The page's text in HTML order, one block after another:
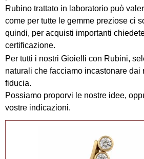
Rubino trattato in laboratorio può
come per tutte le gemme preziose ci
quindi, per acquisti importanti
certificazione.
Per tutti i nostri Gioielli con Rubini,
naturali che facciamo incastonare dai
fiducia.
Possiamo proporvi le nostre idee,
vostre indicazioni.